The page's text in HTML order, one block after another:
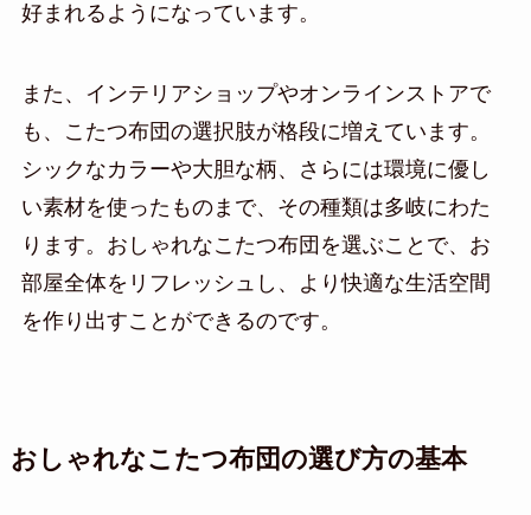
好まれるようになっています。
また、インテリアショップやオンラインストアで
も、こたつ布団の選択肢が格段に増えています。
シックなカラーや大胆な柄、さらには環境に優し
い素材を使ったものまで、その種類は多岐にわた
ります。おしゃれなこたつ布団を選ぶことで、お
部屋全体をリフレッシュし、より快適な生活空間
を作り出すことができるのです。
おしゃれなこたつ布団の選び方の基本